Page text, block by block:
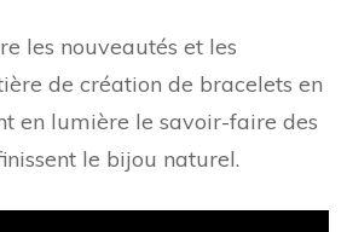
les nouveautés et les
de création de bracelets en
en lumière le savoir-faire des
le bijou naturel.